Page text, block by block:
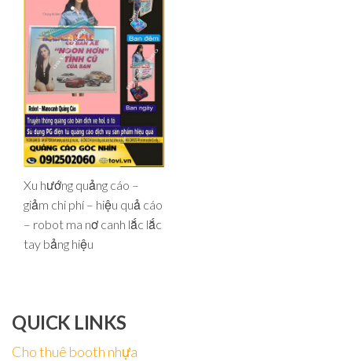
Xu hướng quảng cáo –
giảm chi phí – hiệu quả cáo
– robot ma nơ canh lắc lắc
tay bảng hiệu
QUICK LINKS
Cho thuê booth nhựa